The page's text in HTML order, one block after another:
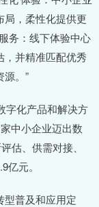
局，柔性化提供更
务：线下体验中心
，并精准匹配优秀
。”
化产品和解决方
中小企业迈出数
估、供需对接、
元。
普及和应用定